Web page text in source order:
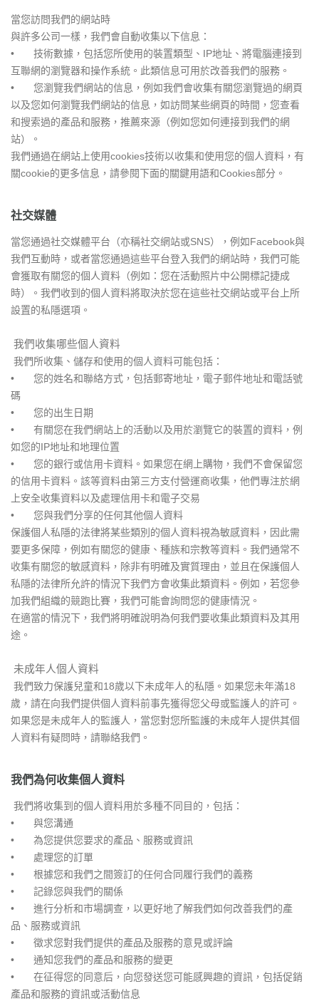
當您訪問我們的網站時
與許多公司一樣，我們會自動收集以下信息：
•
技術數據，包括您所使用的裝置類型、IP地址、將電腦連接到
互聯網的瀏覽器和操作系統。此類信息可用於改善我們的服務。
•
您瀏覽我們網站的信息，例如我們會收集有關您瀏覽過的網頁
以及您如何瀏覽我們網站的信息，如訪問某些網頁的時間，您查看
和搜索過的產品和服務，推薦來源（例如您如何連接到我們的網
站）。
我們通過在網站上使用cookies技術以收集和使用您的個人資料，有
關cookie的更多信息，請參閱下面的關鍵用語和Cookies部分。
社交媒體
當您通過社交媒體平台（亦稱社交網站或SNS），例如Facebook與
我們互動時，或者當您通過這些平台登入我們的網站時，我們可能
會獲取有關您的個人資料（例如：您在活動照片中公開標記捷成
時）。我們收到的個人資料將取決於您在這些社交網站或平台上所
設置的私隱選項。
我們收集哪些個人資料
我們所收集、儲存和使用的個人資料可能包括：
•
您的姓名和聯絡方式，包括郵寄地址，電子郵件地址和電話號
碼
•
您的出生日期
•
有關您在我們網站上的活動以及用於瀏覽它的裝置的資料，例
如您的IP地址和地理位置
•
您的銀行或信用卡資料。如果您在網上購物，我們不會保留您
的信用卡資料。該等資料由第三方支付營運商收集，他們專注於網
上安全收集資料以及處理信用卡和電子交易
•
您與我們分享的任何其他個人資料
保護個人私隱的法律將某些類別的個人資料視為敏感資料，因此需
要更多保障，例如有關您的健康、種族和宗教等資料。我們通常不
收集有關您的敏感資料，除非有明確及實質理由，並且在保護個人
私隱的法律所允許的情況下我們方會收集此類資料。例如，若您參
加我們組織的競跑比賽，我們可能會詢問您的健康情況。
在適當的情況下，我們將明確說明為何我們要收集此類資料及其用
途。
未成年人個人資料
我們致力保護兒童和18歲以下未成年人的私隱。如果您未年滿18
歲，請在向我們提供個人資料前事先獲得您父母或監護人的許可。
如果您是未成年人的監護人，當您對您所監護的未成年人提供其個
人資料有疑問時，請聯絡我們。
我們為何收集個人資料
我們將收集到的個人資料用於多種不同目的，包括：
•
與您溝通
•
為您提供您要求的產品、服務或資訊
•
處理您的訂單
•
根據您和我們之間簽訂的任何合同履行我們的義務
•
記錄您與我們的關係
•
進行分析和市場調查，以更好地了解我們如何改善我們的產
品、服務或資訊
•
徵求您對我們提供的產品及服務的意見或評論
•
通知您我們的產品和服務的變更
•
在征得您的同意后，向您發送您可能感興趣的資訊，包括促銷
產品和服務的資訊或活動信息